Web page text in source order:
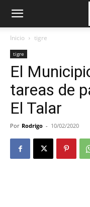
Inicio tigre
tigre
El
tareas de
El Talar
Por Rodrigo - 10/02/2020